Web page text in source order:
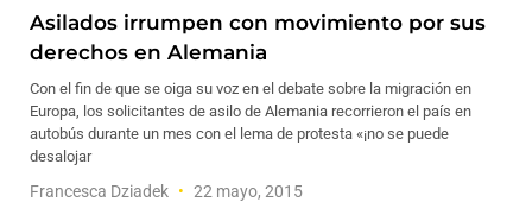
Asilados irrumpen con movimiento por sus
derechos en Alemania
Con el fin de que se oiga su voz en el debate sobre la migración en
Europa, los solicitantes de asilo de Alemania recorrieron el país en
autobús durante un mes con el lema de protesta «¡no se puede
desalojar
Francesca Dziadek 22 mayo, 2015